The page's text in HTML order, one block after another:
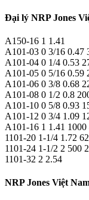
Đại lý NRP Jones
A150-16 1 1.41
A101-03 0 3/16 0.47
A101-04 0 1/4 0.53
A101-05 0 5/16 0.59
A101-06 0 3/8 0.68
A101-08 0 1/2 0.8
A101-10 0 5/8 0.93
A101-12 0 3/4 1.09
A101-16 1 1.41
1101-20 1-1/4 1.72
1101-24 1-1/2 2 500
1101-32 2 2.54
NRP Jones Việt